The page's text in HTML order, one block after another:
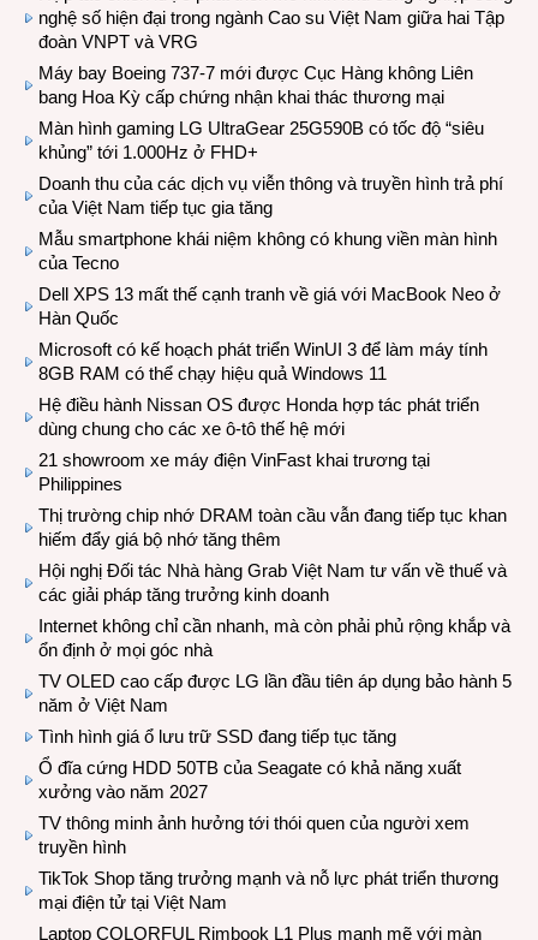
nghệ số hiện đại trong ngành Cao su Việt Nam giữa hai Tập
đoàn VNPT và VRG
Máy bay Boeing 737-7 mới được Cục Hàng không Liên
bang Hoa Kỳ cấp chứng nhận khai thác thương mại
Màn hình gaming LG UltraGear 25G590B có tốc độ “siêu
khủng” tới 1.000Hz ở FHD+
Doanh thu của các dịch vụ viễn thông và truyền hình trả phí
của Việt Nam tiếp tục gia tăng
Mẫu smartphone khái niệm không có khung viền màn hình
của Tecno
Dell XPS 13 mất thế cạnh tranh về giá với MacBook Neo ở
Hàn Quốc
Microsoft có kế hoạch phát triển WinUI 3 để làm máy tính
8GB RAM có thể chạy hiệu quả Windows 11
Hệ điều hành Nissan OS được Honda hợp tác phát triển
dùng chung cho các xe ô-tô thế hệ mới
21 showroom xe máy điện VinFast khai trương tại
Philippines
Thị trường chip nhớ DRAM toàn cầu vẫn đang tiếp tục khan
hiếm đẩy giá bộ nhớ tăng thêm
Hội nghị Đối tác Nhà hàng Grab Việt Nam tư vấn về thuế và
các giải pháp tăng trưởng kinh doanh
Internet không chỉ cần nhanh, mà còn phải phủ rộng khắp và
ổn định ở mọi góc nhà
TV OLED cao cấp được LG lần đầu tiên áp dụng bảo hành 5
năm ở Việt Nam
Tình hình giá ổ lưu trữ SSD đang tiếp tục tăng
Ổ đĩa cứng HDD 50TB của Seagate có khả năng xuất
xưởng vào năm 2027
TV thông minh ảnh hưởng tới thói quen của người xem
truyền hình
TikTok Shop tăng trưởng mạnh và nỗ lực phát triển thương
mại điện tử tại Việt Nam
Laptop COLORFUL Rimbook L1 Plus mạnh mẽ với màn